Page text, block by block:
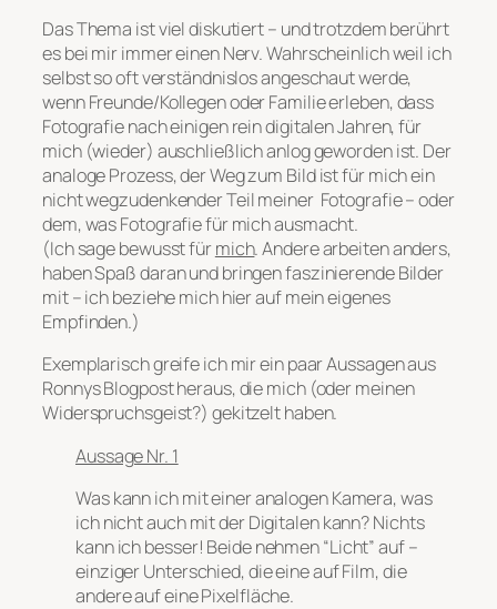
Das Thema ist viel diskutiert – und trotzdem berührt
es bei mir immer einen Nerv. Wahrscheinlich weil ich
selbst so oft verständnislos angeschaut werde,
wenn Freunde/Kollegen oder Familie erleben, dass
Fotografie nach einigen rein digitalen Jahren, für
mich (wieder) auschließlich anlog geworden ist. Der
analoge Prozess, der Weg zum Bild ist für mich ein
nicht wegzudenkender Teil meiner Fotografie – oder
dem, was Fotografie für mich ausmacht.
(Ich sage bewusst fürmich. Andere arbeiten anders,
haben Spaß daran und bringen faszinierende Bilder
mit – ich beziehe mich hier auf mein eigenes
Empfinden.)
Exemplarisch greife ich mir ein paar Aussagen aus
Ronnys Blogpost heraus, die mich (oder meinen
Widerspruchsgeist?) gekitzelt haben.
Aussage Nr. 1
Was kann ich mit einer analogen Kamera, was
ich nicht auch mit der Digitalen kann? Nichts
kann ich besser! Beide nehmen “Licht” auf –
einziger Unterschied, die eine auf Film, die
andere auf eine Pixelfläche.